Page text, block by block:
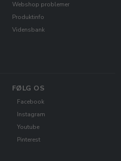
Webshop problemer
Produktinfo
Vidensbank
FØLG OS
Facebook
Instagram
Youtube
Pinterest